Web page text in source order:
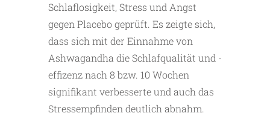
Schlaflosigkeit, Stress und Angst
gegen Placebo geprüft. Es zeigte sich,
dass sich mit der Einnahme von
Ashwagandha die Schlafqualität und -
effizenz nach 8 bzw. 10 Wochen
signifikant verbesserte und auch das
Stressempfinden deutlich abnahm.